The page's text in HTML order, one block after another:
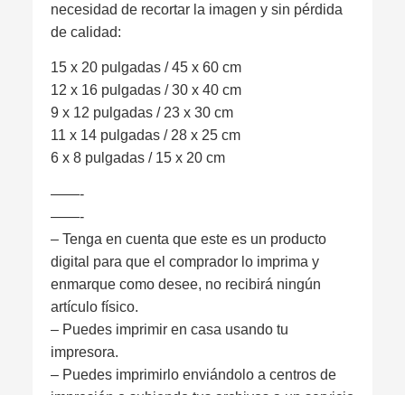
necesidad de recortar la imagen y sin pérdida
de calidad:
15 x 20 pulgadas / 45 x 60 cm
12 x 16 pulgadas / 30 x 40 cm
9 x 12 pulgadas / 23 x 30 cm
11 x 14 pulgadas / 28 x 25 cm
6 x 8 pulgadas / 15 x 20 cm
——-
——-
– Tenga en cuenta que este es un producto
digital para que el comprador lo imprima y
enmarque como desee, no recibirá ningún
artículo físico.
– Puedes imprimir en casa usando tu
impresora.
– Puedes imprimirlo enviándolo a centros de